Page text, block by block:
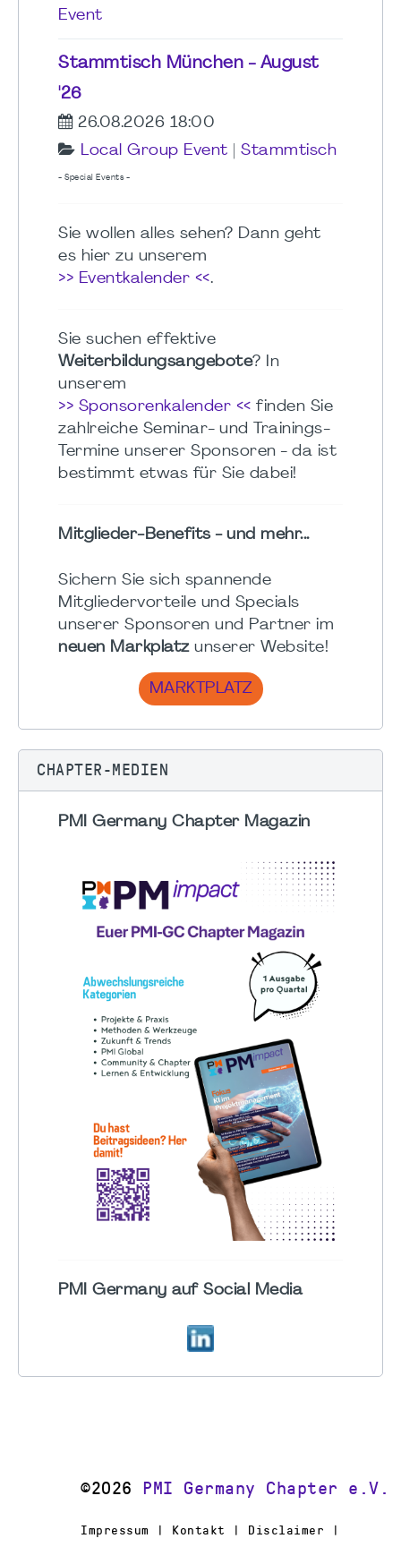
Event
Stammtisch München - August
'26
26.08.2026 18:00
Local Group Event
Stammtisch
- Special Events -
Sie wollen alles sehen? Dann geht
es hier zu unserem
>> Eventkalender <<.
Sie suchen effektive
Weiterbildungsangebote? In
unserem
>> Sponsorenkalender << finden Sie
zahlreiche Seminar- und Trainings-
Termine unserer Sponsoren - da ist
bestimmt etwas für Sie dabei!
Mitglieder-Benefits - und mehr...
Sichern Sie sich spannende
Mitgliedervorteile und Specials
unserer Sponsoren und Partner im
neuen Markplatzunserer Website!
MARKTPLATZ
CHAPTER-MEDIEN
PMI Germany Chapter Magazin
PMI Germany auf Social Media
©2026 PMI Germany Chapter e.V.
Impressum | Kontakt | Disclaimer |